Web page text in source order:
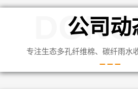
当前位置
公司动
专注生态多孔纤维棉、碳纤雨水